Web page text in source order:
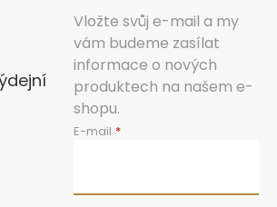
Vložte svůj e-mail a my
vám budeme zasílat
informace o nových
produktech na našem e-
shopu.
E-mail